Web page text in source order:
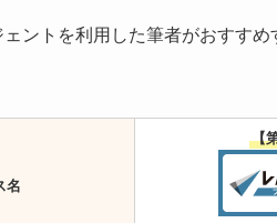
ントを利用した筆者がおすすめ
名
【